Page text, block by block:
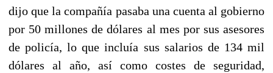
dijo que la compañía pasaba una cuenta al gobierno
por 50 millones de dólares al mes por sus asesores
de policía, lo que incluía sus salarios de 134 mil
dólares al año, así como costes de seguridad,